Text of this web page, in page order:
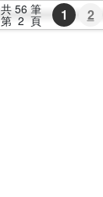
共 56 筆
第 2 頁 1 2